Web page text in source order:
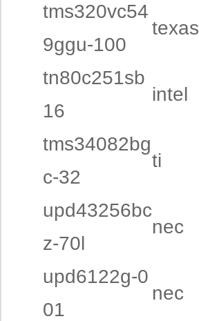
tms320vc54
9ggu-100
texas
tn80c251sb
16
intel
tms34082bg
c-32
ti
upd43256bc
z-70l
nec
upd6122g-0
01
nec